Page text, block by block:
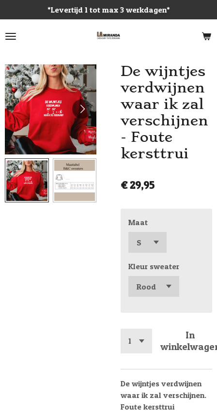
direct
naar
*Levertijd 1 tot max 3 werkdagen*
De wijntjes
verdwijnen
waar ik zal
verschijnen
- Foute
kersttrui
€ 29,95
Maat
Kleur sweater
In
De wijntjes verdwijnen
waar ik zal verschijnen.
Foute kersttrui